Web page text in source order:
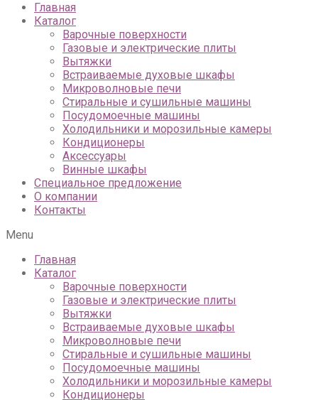
Главная
Каталог
Варочные поверхности
Газовые и электрические плиты
Вытяжки
Встраиваемые духовые шкафы
Микроволновые печи
Стиральные и сушильные машины
Посудомоечные машины
Холодильники и морозильные камеры
Кондиционеры
Аксессуары
Винные шкафы
Специальное предложение
О компании
Контакты
Menu
Главная
Каталог
Варочные поверхности
Газовые и электрические плиты
Вытяжки
Встраиваемые духовые шкафы
Микроволновые печи
Стиральные и сушильные машины
Посудомоечные машины
Холодильники и морозильные камеры
Кондиционеры